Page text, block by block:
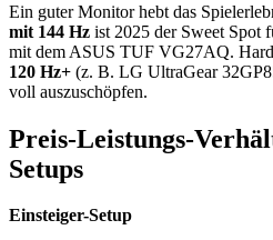
Ein guter Monitor hebt das
mit 144 Hz ist 2025 der Sweet Spot
mit dem ASUS TUF VG27AQ.
120 Hz+ (z. B. LG UltraGear
voll auszuschöpfen.
Preis-Leistungs-
Setups
Einsteiger-Setup